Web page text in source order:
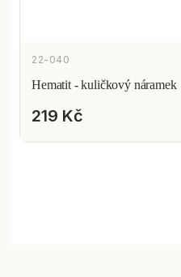
22-040
Hematit - kuličkový náramek
219 Kč